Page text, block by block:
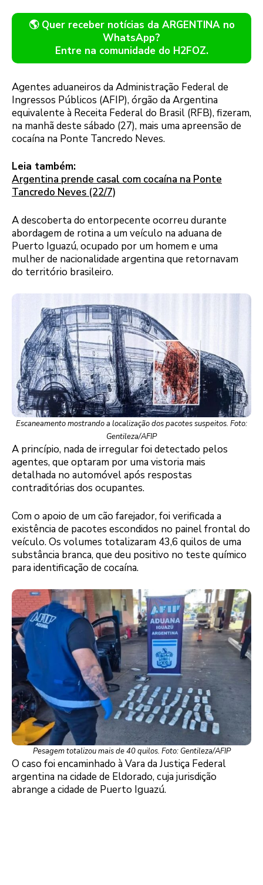
🌎 Quer receber notícias da ARGENTINA no
WhatsApp?
Entre na comunidade do H2FOZ.
Agentes aduaneiros da Administração Federal de
Ingressos Públicos (AFIP), órgão da Argentina
equivalente à Receita Federal do Brasil (RFB), fizeram,
na manhã deste sábado (27), mais uma apreensão de
cocaína na Ponte Tancredo Neves.
Leia também:
Argentina prende casal com cocaína na Ponte
Tancredo Neves (22/7)
A descoberta do entorpecente ocorreu durante
abordagem de rotina a um veículo na aduana de
Puerto Iguazú, ocupado por um homem e uma
mulher de nacionalidade argentina que retornavam
do território brasileiro.
Escaneamento mostrando a localização dos pacotes suspeitos. Foto:
Gentileza/AFIP
A princípio, nada de irregular foi detectado pelos
agentes, que optaram por uma vistoria mais
detalhada no automóvel após respostas
contraditórias dos ocupantes.
Com o apoio de um cão farejador, foi verificada a
existência de pacotes escondidos no painel frontal do
veículo. Os volumes totalizaram 43,6 quilos de uma
substância branca, que deu positivo no teste químico
para identificação de cocaína.
Pesagem totalizou mais de 40 quilos. Foto: Gentileza/AFIP
O caso foi encaminhado à Vara da Justiça Federal
argentina na cidade de Eldorado, cuja jurisdição
abrange a cidade de Puerto Iguazú.